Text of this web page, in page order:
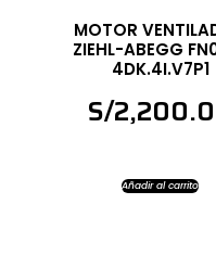
MOTOR
ZIEHL-ABEGG
4DK.4I.V7P1
S/
Añadir al carrito